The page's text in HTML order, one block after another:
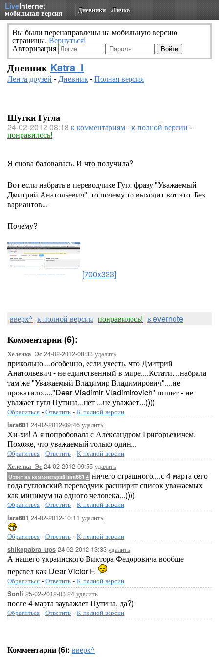
LiveInternet
мобильная версия Дневники Личка
Вы были перенаправлены на мобильную версию
страницы. Вернуться!
Авторизация
Дневник Katra_I
Лента друзей -Дневник-Полная версия
Шутки Гугла
24-02-2012 08:18 к комментариям-к полной версии -
понравилось!
Я снова баловалась. И что получила?
Вот если набрать в переводчике Гугл фразу "Уважаемый
Дмитрий Анатольевич", то почему то выходит вот это. Без
вариантов...
Почему?
[700x333]
вверх^ к полной версии понравилось! в evernote
Комментарии (6):
Хеленка_Эс 24-02-2012-08:33 удалить
прикольно....особенно, если учесть, что Дмитрий
Анатольевич - не единственный в мире....Кстати....набрала
там же "Уважаемый Владимир Владимирович"....не
прокатило....."Dear Vladimir Vladimirovich" пишет - не
уважает гугл Путина...нет ...не уважает...))))
Обратиться - Ответить - К полной версии
lara681 24-02-2012-09:46 удалить
Хи-хи! А я попробовала с Александром Григорьевичем.
Похоже, что уважаемый только один...
Обратиться - Ответить - К полной версии
Хеленка_Эс 24-02-2012-09:55 удалить
Ответ на комментарий lara681 # ничего страшного....с 4 марта сего
года гугловский переводчик расширит список уважаемых
как минимум на одного человека...))))
Обратиться - Ответить - К полной версии
lara681 24-02-2012-10:11 удалить
Обратиться - Ответить - К полной версии
shikopabra_ups 24-02-2012-13:33 удалить
А нашего украинского Виктора Федоровича вообще
перевел как Dear Victor F.
Обратиться - Ответить - К полной версии
Sonli 25-02-2012-03:24 удалить
после 4 марта зауважает Путина, да?)
Обратиться - Ответить - К полной версии
Комментарии (6): вверх^